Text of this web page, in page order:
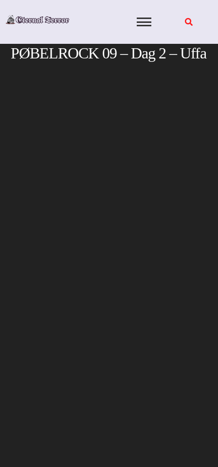
PØBELROCK 09 – Dag 2 – Uffa